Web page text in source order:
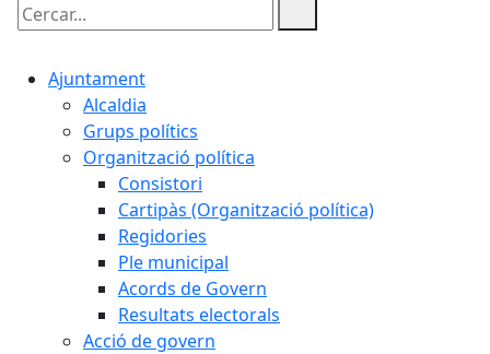
Cercar:
Ajuntament
Alcaldia
Grups polítics
Organització política
Consistori
Cartipàs (Organització política)
Regidories
Ple municipal
Acords de Govern
Resultats electorals
Acció de govern